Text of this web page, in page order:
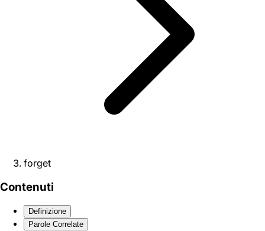
forget
Contenuti
Definizione
Parole Correlate